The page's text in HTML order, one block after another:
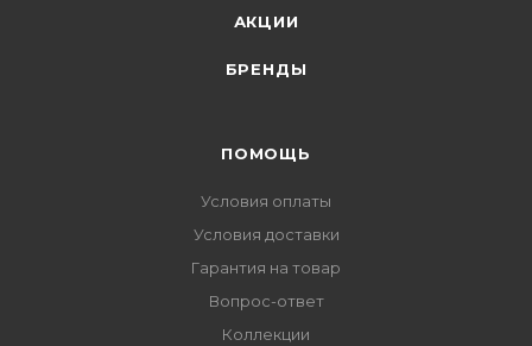
АКЦИИ
БРЕНДЫ
ПОМОЩЬ
Условия оплаты
Условия доставки
Гарантия на товар
Вопрос-ответ
Коллекции